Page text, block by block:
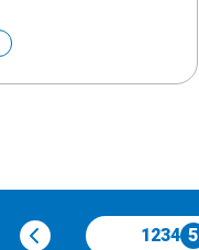
1 234 5